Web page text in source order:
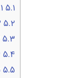
۵.۱۱. کمبود فضا در فک و شلوغ شدن دندان‌ها
۵.۲۲. به‌هم‌ریختگی دندان‌های جلویی
۵.۳
۵.۴
۵.۵